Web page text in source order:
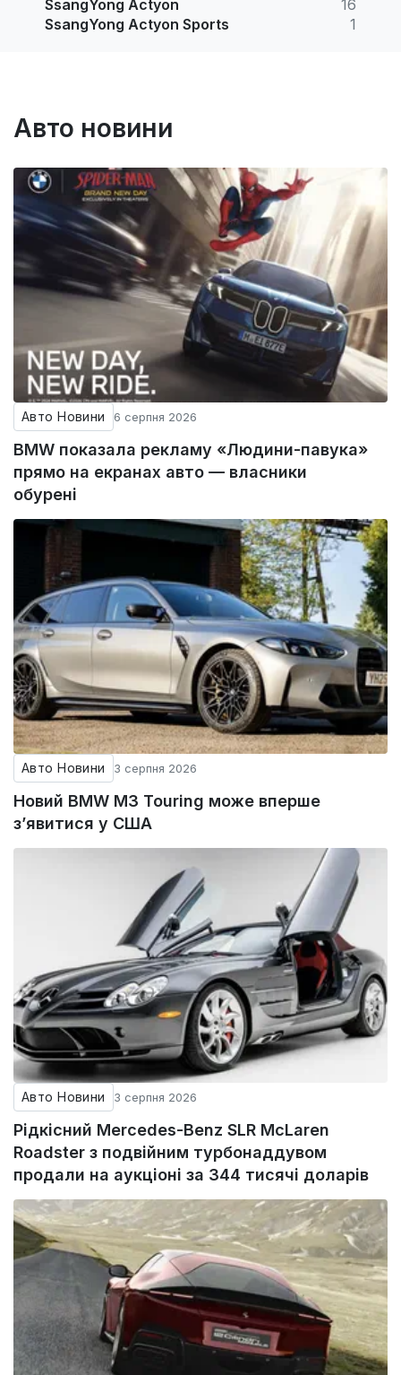
SsangYong Actyon
16
SsangYong Actyon Sports
1
Авто новини
Авто Новини 6 серпня 2026
BMW показала рекламу «Людини-павука»
прямо на екранах авто — власники
обурені
Авто Новини 3 серпня 2026
Новий BMW M3 Touring може вперше
з’явитися у США
Авто Новини 3 серпня 2026
Рідкісний Mercedes-Benz SLR McLaren
Roadster з подвійним турбонаддувом
продали на аукціоні за 344 тисячі доларів